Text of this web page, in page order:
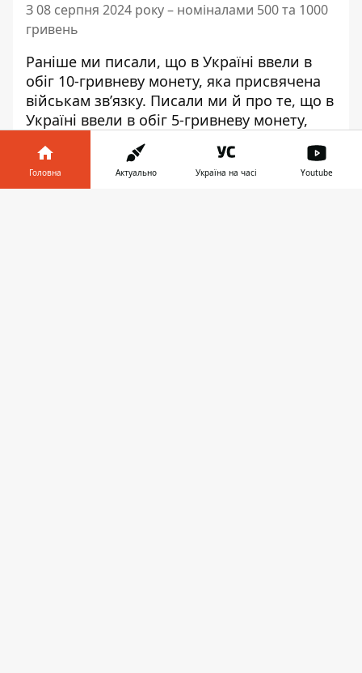
З 08 серпня 2024 року – номіналами 500 та 1000
гривень
Раніше ми писали, що в Україні ввели в
обіг 10-гривневу монету, яка присвячена
військам зв’язку. Писали ми й про те, що в
Україні ввели в обіг 5-гривневу монету,
присвячену лікарям
Україні ввели в обіг
5-гривневу монету,
присвячену БпАК “Лелека-100”.
Головна Актуально Україна на часі Youtube